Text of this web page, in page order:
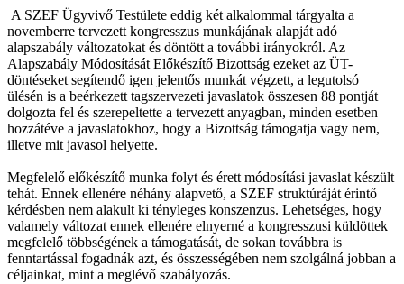
A SZEF Ügyvivő Testülete eddig két alkalommal tárgyalta a
novemberre tervezett kongresszus munkájának alapját adó
alapszabály változatokat és döntött a további irányokról. Az
Alapszabály Módosítását Előkészítő Bizottság ezeket az ÜT-
döntéseket segítendő igen jelentős munkát végzett, a legutolsó
ülésén is a beérkezett tagszervezeti javaslatok összesen 88 pontját
dolgozta fel és szerepeltette a tervezett anyagban, minden esetben
hozzátéve a javaslatokhoz, hogy a Bizottság támogatja vagy nem,
illetve mit javasol helyette.
Megfelelő előkészítő munka folyt és érett módosítási javaslat készült
tehát. Ennek ellenére néhány alapvető, a SZEF struktúráját érintő
kérdésben nem alakult ki tényleges konszenzus. Lehetséges, hogy
valamely változat ennek ellenére elnyerné a kongresszusi küldöttek
megfelelő többségének a támogatását, de sokan továbbra is
fenntartással fogadnák azt, és összességében nem szolgálná jobban a
céljainkat, mint a meglévő szabályozás.